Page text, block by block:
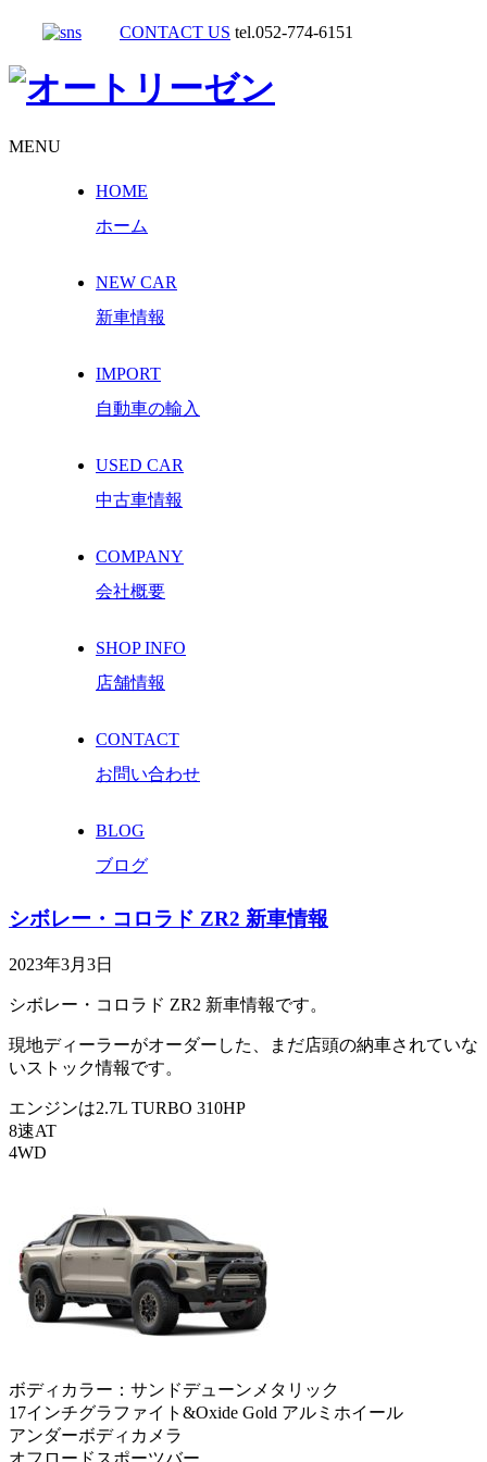
CONTACT US tel.052-774-6151
MENU
HOME
ホーム
NEW CAR
新車情報
IMPORT
自動車の輸入
USED CAR
中古車情報
COMPANY
会社概要
SHOP INFO
店舗情報
CONTACT
お問い合わせ
BLOG
ブログ
シボレー・コロラド ZR2 新車情報
2023年3月3日
シボレー・コロラド ZR2 新車情報です。
現地ディーラーがオーダーした、まだ店頭の納車されていな
いストック情報です。
エンジンは2.7L TURBO 310HP
8速AT
4WD
ボディカラー：サンドデューンメタリック
17インチグラファイト&Oxide Gold アルミホイール
アンダーボディカメラ
オフロードスポーツバー